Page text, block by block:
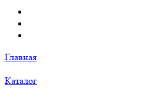
Главная
Каталог